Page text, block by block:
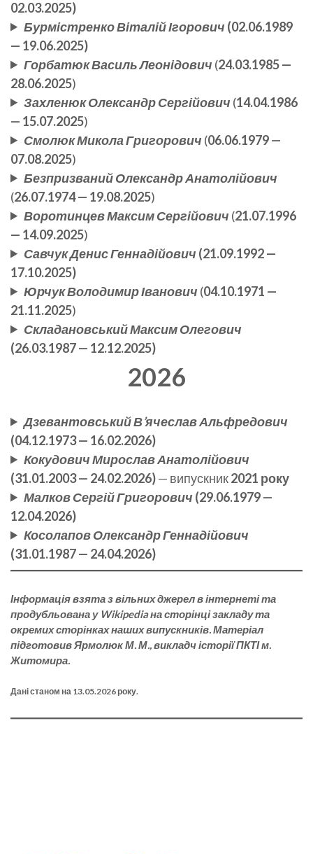
02.03.2025)
Бурмістренко Віталій Ігорович (02.06.1989
— 19.06.2025)
Горбатюк Василь Леонідович (24.03.1985 —
28.06.2025)
Захленюк Олександр Сергійович (14.04.1986
— 15.07.2025)
Смолюк Микола Григорович (06.06.1979 —
07.08.2025)
Безпризваний Олександр Анатолійович
(26.07.1974 — 19.08.2025)
Воротинцев Максим Сергійович (21.07.1996
— 14.09.2025)
Савчук Денис Геннадійович (21.09.1992 —
17.10.2025)
Юрчук Володимир Іванович (04.10.1971 —
21.11.2025)
Складановський Максим Олегович
(26.03.1987 — 12.12.2025)
2026
Дзевантовський В’ячеслав Альфредович
(04.12.1973 — 16.02.2026)
Кокудович Мирослав Анатолійович
(31.01.2003 — 24.02.2026)— випускник2021 року
Малков Сергій Григорович (29.06.1979 —
12.04.2026)
Косолапов Олександр Геннадійович
(31.01.1987 — 24.04.2026)
Інформація взята з вільних джерел в інтернеті та
продубльована у Wikipedia на сторінці закладу та
окремих сторінках наших випускників. Матеріал
підготовив Ярмолюк М. М., викладч історії ПКТІ м.
Житомира.
Дані станом на 13.05.2026 року.